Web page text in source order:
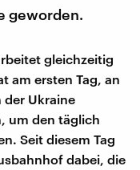
geworden.
gleichzeitig
am ersten Tag, an
der Ukraine
um den täglich
Seit diesem Tag
dabei, die